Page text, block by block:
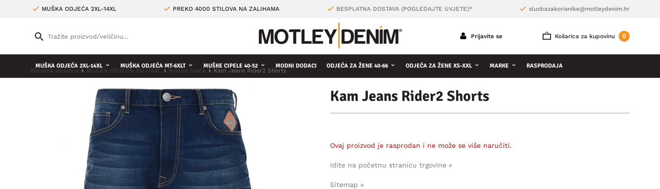
MUŠKA ODJEĆA 2XL-14XL PREKO 4000 STILOVA NA ZALIHAMA BESPLATNA DOSTAVA (POGLEDAJTE UVJETE)* sluzbazakorisnike@motleydenim.hr
Košarica za kupovinu 0
Prijavite se
MUŠKA ODJEĆA 2XL-14XL MUŠKA ODJEĆA MT-6XLT MUŠKE CIPELE 40-52 MODNI DODACI ODJEĆA ZA ŽENE 40-66 ODJEĆA ZA ŽENE XS-XXL MARKE RASPRODAJA
Početna stranica MUŠKA ODJEĆA 2XL-14XL Kratke hlače Kam Jeans Rider2 Shorts
Kam Jeans Rider2 Shorts
Ovaj proizvod je rasprodan i ne može se više naručiti.
Idite na početnu stranicu trgovine »
Sitemap »